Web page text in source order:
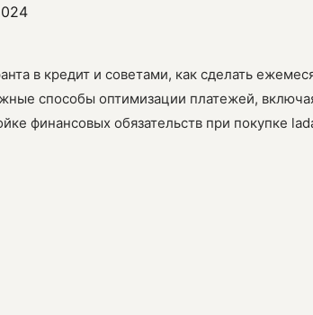
в кредит и советами, как сделать
способы оптимизации платежей,
финансовых обязательств при покупке